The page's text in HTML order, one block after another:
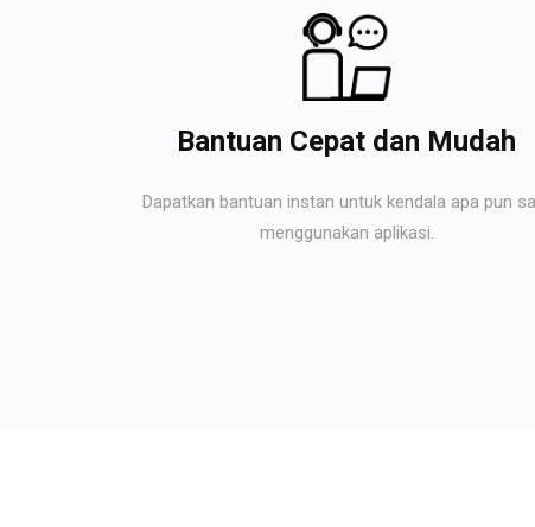
Bantuan Cepat dan Mudah
Dapatkan bantuan instan untuk kendala apa pun
menggunakan aplikasi.